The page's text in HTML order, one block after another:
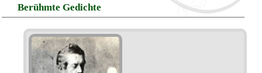
Berühmte Gedichte